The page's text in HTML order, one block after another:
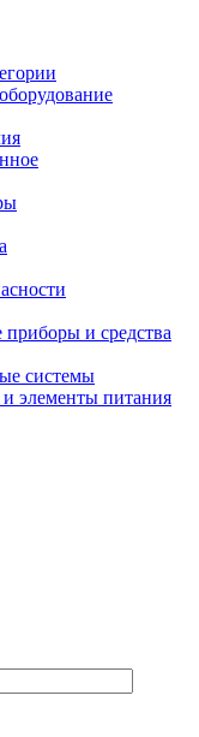
и средства
системы
и элементы питания